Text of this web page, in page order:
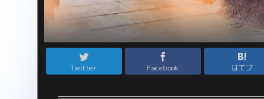
Twitter Facebook はてブ